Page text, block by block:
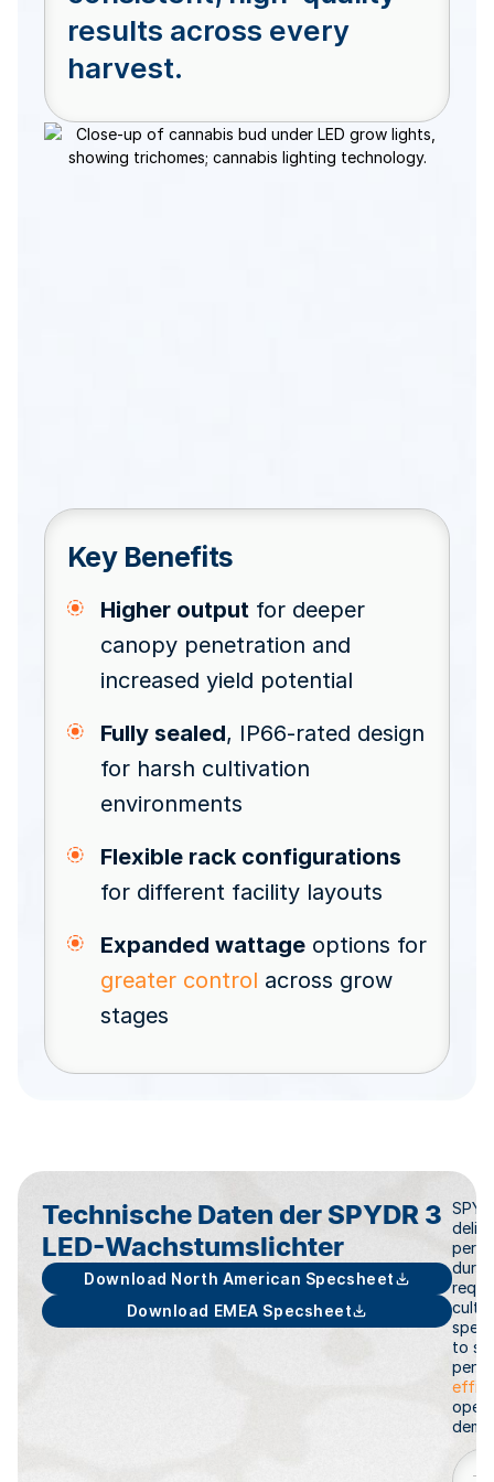
results across every
harvest.
Key Benefits
Higher output for deeper
canopy penetration and
increased yield potential
Fully sealed, IP66-rated design
for harsh cultivation
environments
Flexible rack configurations
for different facility layouts
Expanded wattage options for
greater control across grow
stages
Technische Daten der SPYDR 3
LED-Wachstumslichter
Download North American Specsheet
Download EMEA Specsheet
to